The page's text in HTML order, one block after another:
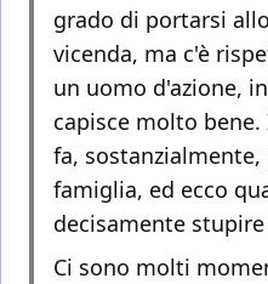
grado di portarsi
vicenda, ma c'è
un uomo d'azione,
capisce molto
fa,
famiglia, ed ecco
decisamente
Ci sono molti